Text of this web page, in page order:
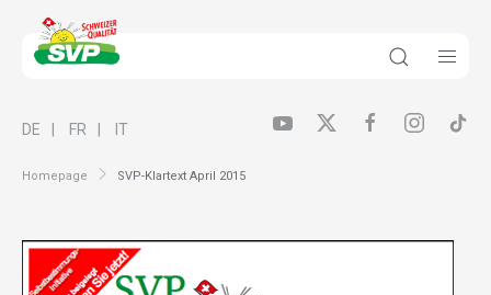
Homepage SVP-Klartext April 2015
DE FR IT